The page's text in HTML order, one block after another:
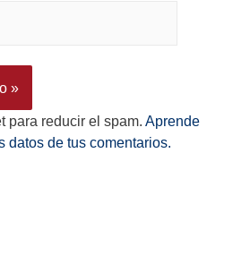
para reducir el spam. Aprende
datos de tus comentarios.